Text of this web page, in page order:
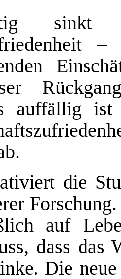
sinkt
auffällig
die
auf
dass das
Die